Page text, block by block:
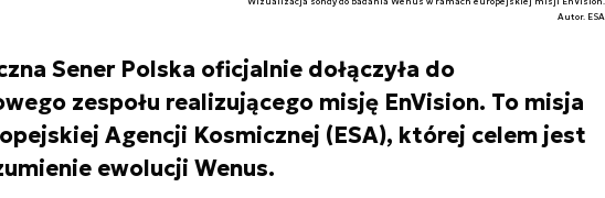
Autor. ESA
Sener Polska oficjalnie dołączyła do
zespołu realizującego misję EnVision. To misja
Agencji Kosmicznej (ESA), której celem jest
ewolucji Wenus.